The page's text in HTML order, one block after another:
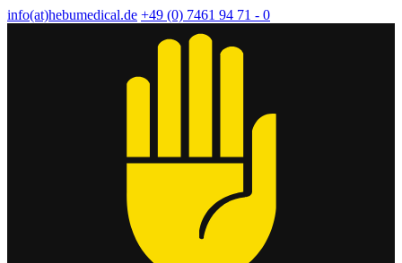
info(at)hebumedical.de +49 (0) 7461 94 71 - 0